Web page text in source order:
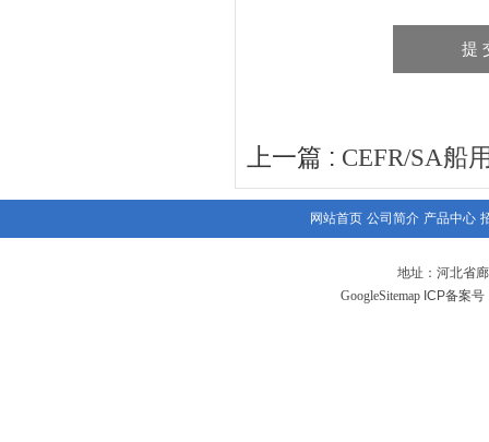
上一篇 : CEFR/SA船
网站首页 公司简介 产品中心
地址：河北省
GoogleSitemap ICP备案号